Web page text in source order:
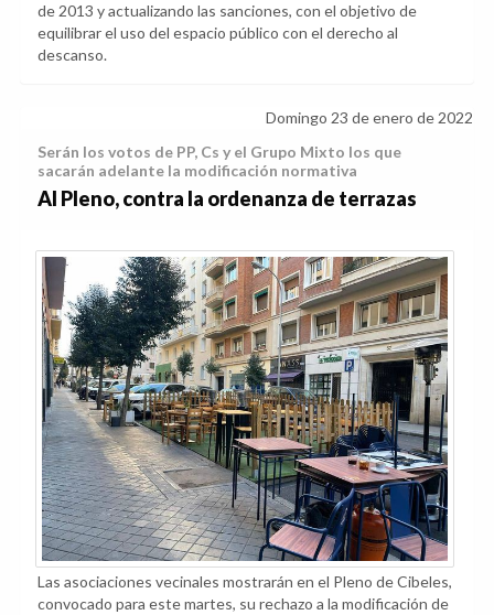
de 2013 y actualizando las sanciones, con el objetivo de
equilibrar el uso del espacio público con el derecho al
descanso.
Domingo 23 de enero de 2022
Serán los votos de PP, Cs y el Grupo Mixto los que
sacarán adelante la modificación normativa
Al Pleno, contra la ordenanza de terrazas
Las asociaciones vecinales mostrarán en el Pleno de Cibeles,
convocado para este martes, su rechazo a la modificación de